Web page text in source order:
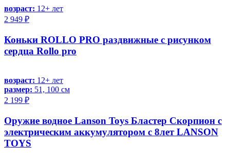
возраст: 12+ лет
2 949 ₽
Коньки ROLLO PRO раздвижные с рисунком
сердца Rollo pro
возраст: 12+ лет
размер: 51, 100 см
2 199 ₽
Оружие водное Lanson Toys Бластер Скорпион с
электрическим аккумулятором с 8лет LANSON
TOYS